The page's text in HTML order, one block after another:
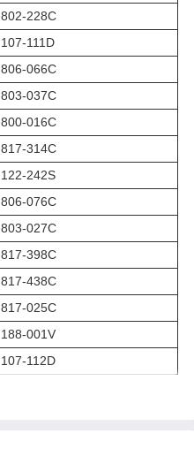
802-228С
107-111D
806-066С
803-037С
800-016С
817-314С
122-242S
806-076С
803-027С
817-398С
817-438С
817-025С
188-001V
107-112D